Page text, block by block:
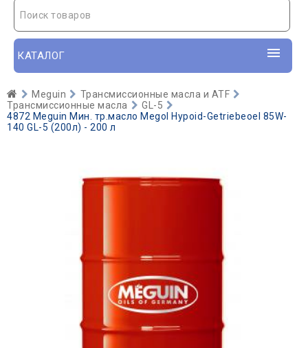
Поиск товаров
КАТАЛОГ
Meguin
Трансмиссионные масла и ATF
Трансмиссионные масла
GL-5
4872 Meguin Мин. тр.масло Megol Hypoid-Getriebeoel 85W-
140 GL-5 (200л) - 200 л